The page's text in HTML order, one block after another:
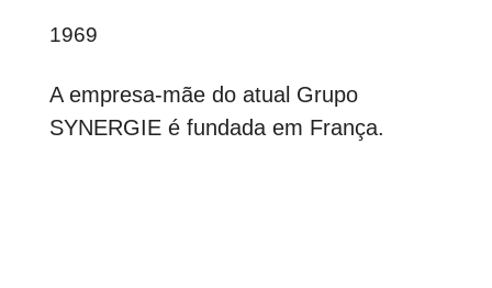
1969
A empresa-mãe do atual Grupo
SYNERGIE é fundada em França.